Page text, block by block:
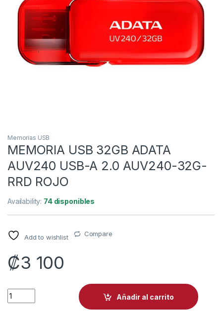
Memorias USB
MEMORIA USB 32GB ADATA
AUV240 USB-A 2.0 AUV240-32G-
RRD ROJO
Availability: 74 disponibles
Add to wishlist Compare
₡3 100
MEMORIA USB 32GB ADATA AUV240 USB-A 2.0 AUV240-
Añadir al carrito